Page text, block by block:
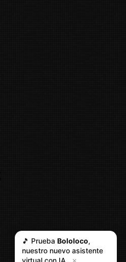
🎵 Prueba Bololoco,
nuestro nuevo asistente
virtual con IA